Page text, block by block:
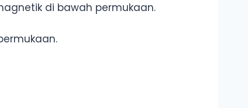
di bawah permukaan.